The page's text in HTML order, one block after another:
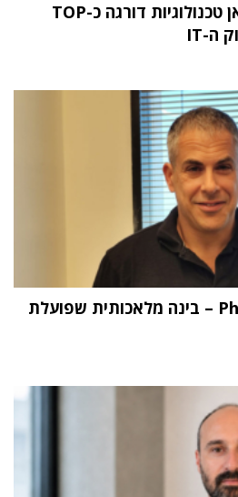
מחקר STKI השנתי: וואן טכנולוגיות דורגה כ-TOP
"העתיד הוא Physical AI – בינה מלאכותית שפועלת